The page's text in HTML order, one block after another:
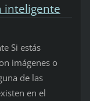
inteligente
Si estás
imágenes o
de las
en el